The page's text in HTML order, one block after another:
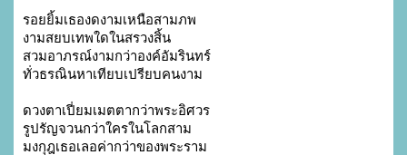
รอยยิ้มเธองดงามเหนือสามภพ
งามสยบเทพใดในสรวงสิ้น
สวมอาภรณ์งามกว่าองค์อัมรินทร์
ทั่วธรณินหาเทียบเปรียบคนงาม
ดวงตาเปี่ยมเมตตากว่าพระอิศวร
รูปรัญจวนกว่าใครในโลกสาม
มงกุฎเธอเลอค่ากว่าของพระราม